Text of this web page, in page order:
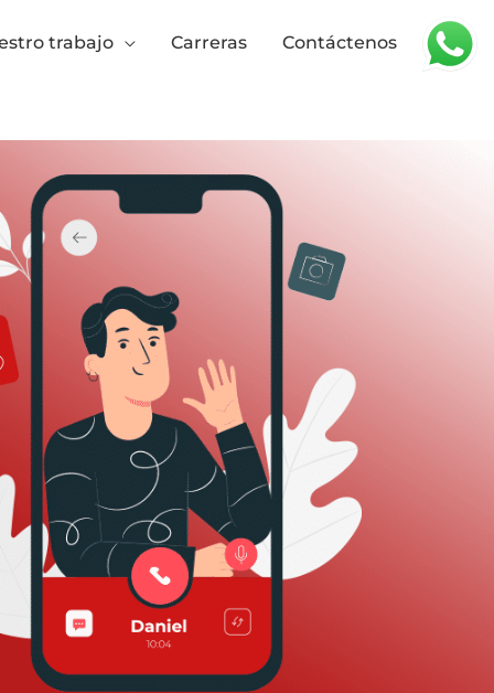
trabajo Carreras Contáctenos